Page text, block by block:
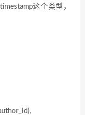
这个类型，